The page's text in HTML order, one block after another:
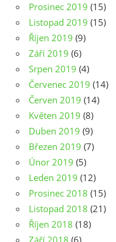
Prosinec 2019 (15)
Listopad 2019 (15)
Říjen 2019 (9)
Září 2019 (6)
Srpen 2019 (4)
Červenec 2019 (14)
Červen 2019 (14)
Květen 2019 (8)
Duben 2019 (9)
Březen 2019 (7)
Únor 2019 (5)
Leden 2019 (12)
Prosinec 2018 (15)
Listopad 2018 (21)
Říjen 2018 (18)